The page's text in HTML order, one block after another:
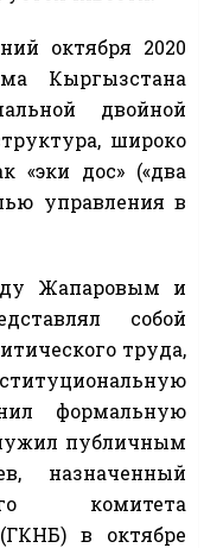
октября 2020
Кыргызстана
двойной
широко
«эки дос» («два
управления в
Жапаровым и
собой
труда,
формальную
публичным
назначенный
комитета
в октябре